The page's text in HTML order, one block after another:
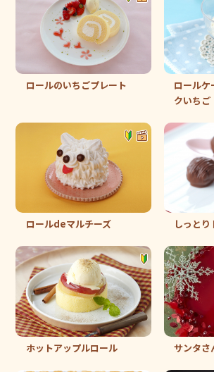
ロールのいちごプレート
ロール
クいちご
ロールdeマルチーズ しっと
ホットアップルロール サンタさ